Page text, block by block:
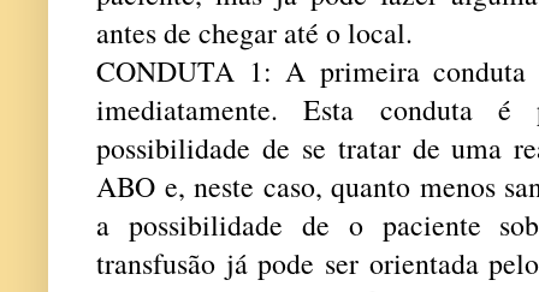
antes de chegar até o local.
CONDUTA 1: A primeira conduta
imediatamente. Esta conduta
possibilidade de se tratar de uma
ABO e, neste caso, quanto menos
a possibilidade de o paciente
transfusão já pode ser orientada